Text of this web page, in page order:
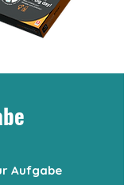
Aufgabe